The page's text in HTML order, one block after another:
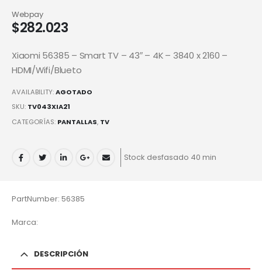
$282.023
Webpay
Xiaomi 56385 – Smart TV – 43″ – 4K – 3840 x 2160 –
HDMI/Wifi/Blueto
AVAILABILITY:AGOTADO
SKU: TV043XIA21
CATEGORÍAS: PANTALLAS, TV
Stock desfasado 40 min
PartNumber: 56385
Marca:
DESCRIPCIÓN